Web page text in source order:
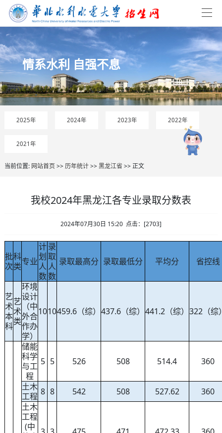
情系水利 自强不息
2025年 2024年 2023年 2022年
2021年
当前位置: 网站首页>>历年统计>>黑龙江省 >> 正文
我校2024年黑龙江各专业录取分数表
2024年07月30日 15:20 点击：[2703]
批
次
科
类专业
计
划
人
数
录
取
人
数
录取最高分 录取最低分 平均分 省控线
艺
术
本
科
艺
术
类
环境
设计
（中
外合
作办
学）
1010459.6（综） 437.6（综） 441.2（综） 322（综
储能
科学
与工
程
5 5 526 508 514.4 360
土木
工程 8 8 542 508 527.62
360
土木
工程
(中